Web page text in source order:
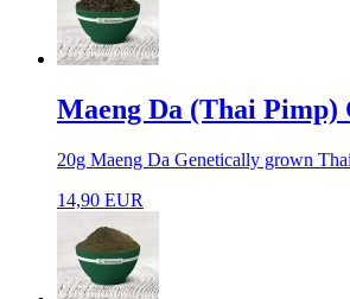
Maeng Da (Thai Pimp)
20g Maeng Da Genetically grown
14,90 EUR